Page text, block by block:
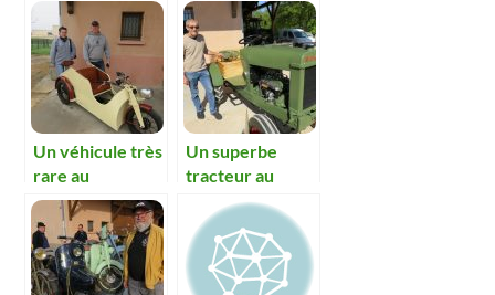
Un véhicule très
rare au
rassemblement
Un superbe
tracteur au
rassemblement
de véhicules
anciens.